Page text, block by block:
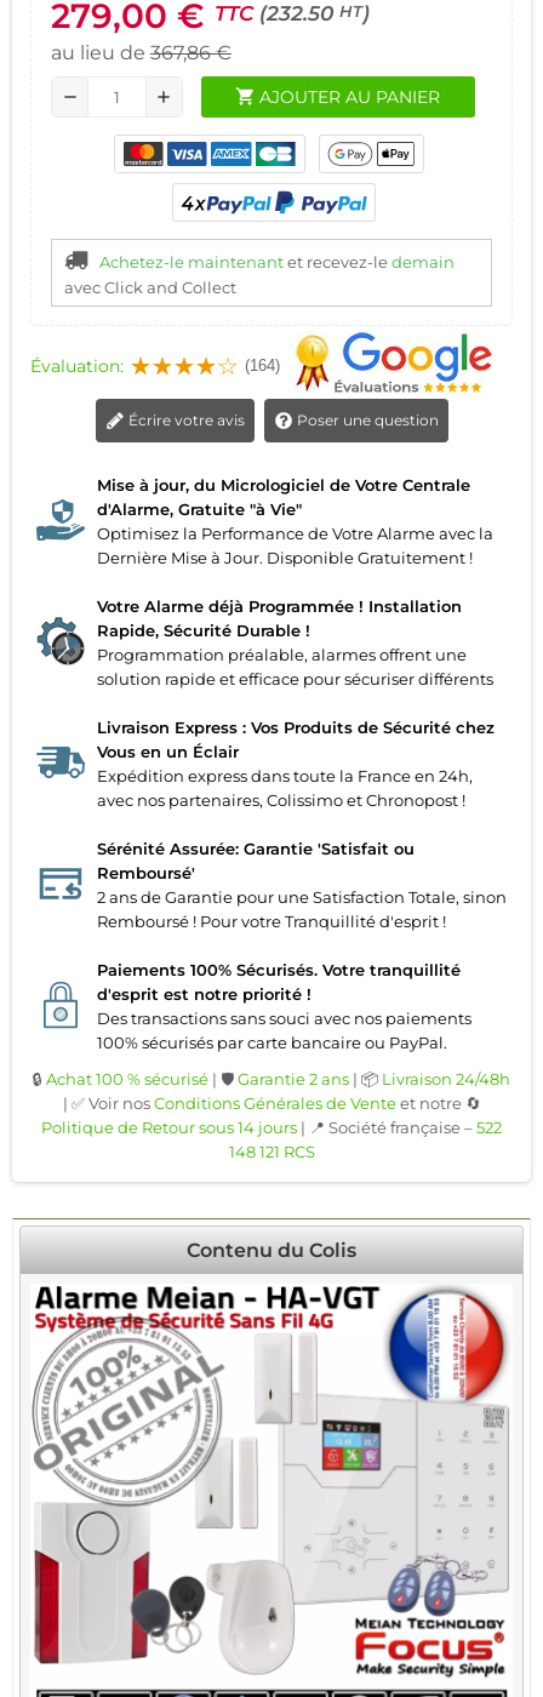
279,00 € TTC (232.50 HT)
au lieu de 367,86 €
remove add shopping_cart AJOUTER AU PANIER
Achetez-le maintenantet recevez-ledemain
avec Click and Collect
Évaluation: (164)
Écrire votre avis Poser une question
Mise à jour, du Micrologiciel de Votre Centrale
d'Alarme, Gratuite "à Vie"
Optimisez la Performance de Votre Alarme avec la
Dernière Mise à Jour. Disponible Gratuitement !
Votre Alarme déjà Programmée ! Installation
Rapide, Sécurité Durable !
Programmation préalable, alarmes offrent une
solution rapide et efficace pour sécuriser différents
Livraison Express : Vos Produits de Sécurité chez
Vous en un Éclair
Expédition express dans toute la France en 24h,
avec nos partenaires, Colissimo et Chronopost !
Sérénité Assurée: Garantie 'Satisfait ou
Remboursé'
2 ans de Garantie pour une Satisfaction Totale, sinon
Remboursé ! Pour votre Tranquillité d'esprit !
Paiements 100% Sécurisés. Votre tranquillité
d'esprit est notre priorité !
Des transactions sans souci avec nos paiements
100% sécurisés par carte bancaire ou PayPal.
🔒 Achat 100 % sécurisé | 🛡️Garantie 2 ans | 📦 Livraison 24/48h
| ✅ Voir nosConditions Générales de Venteet notre 🔄
Politique de Retour sous 14 jours | 📍 Société française –522
148 121 RCS
Contenu du Colis